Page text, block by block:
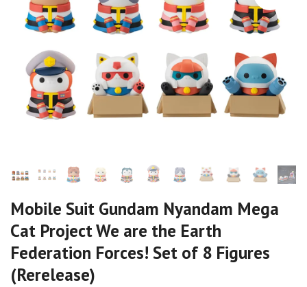
Mobile Suit Gundam Nyandam Mega
Cat Project We are the Earth
Federation Forces! Set of 8 Figures
(Rerelease)